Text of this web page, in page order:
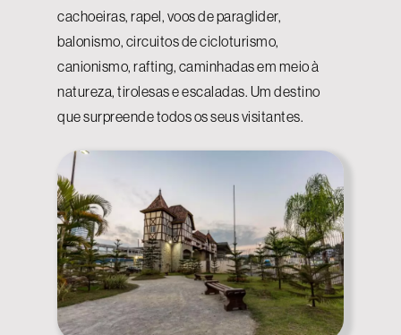
cachoeiras, rapel, voos de paraglider,
balonismo, circuitos de cicloturismo,
canionismo, rafting, caminhadas em meio à
natureza, tirolesas e escaladas. Um destino
que surpreende todos os seus visitantes.